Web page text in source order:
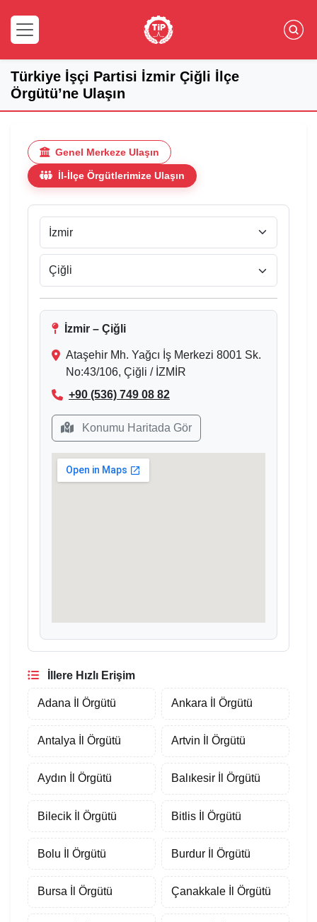
Türkiye İşçi Partisi İzmir Çiğli İlçe
Örgütü’ne Ulaşın
Genel Merkeze Ulaşın
İl-İlçe Örgütlerimize Ulaşın
İzmir – Çiğli
Ataşehir Mh. Yağcı İş Merkezi 8001 Sk.
No:43/106, Çiğli / İZMİR
+90 (536) 749 08 82
Konumu Haritada Gör
İllere Hızlı Erişim
Adana İl Örgütü Ankara İl Örgütü
Antalya İl Örgütü Artvin İl Örgütü
Aydın İl Örgütü Balıkesir İl Örgütü
Bilecik İl Örgütü Bitlis İl Örgütü
Bolu İl Örgütü Burdur İl Örgütü
Bursa İl Örgütü Çanakkale İl Örgütü